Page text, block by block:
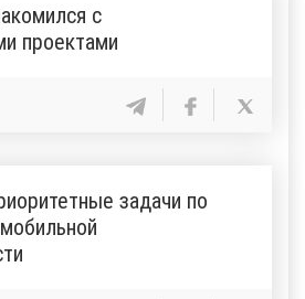
с
проектами
задачи по